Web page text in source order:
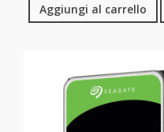
Aggiungi al carrello